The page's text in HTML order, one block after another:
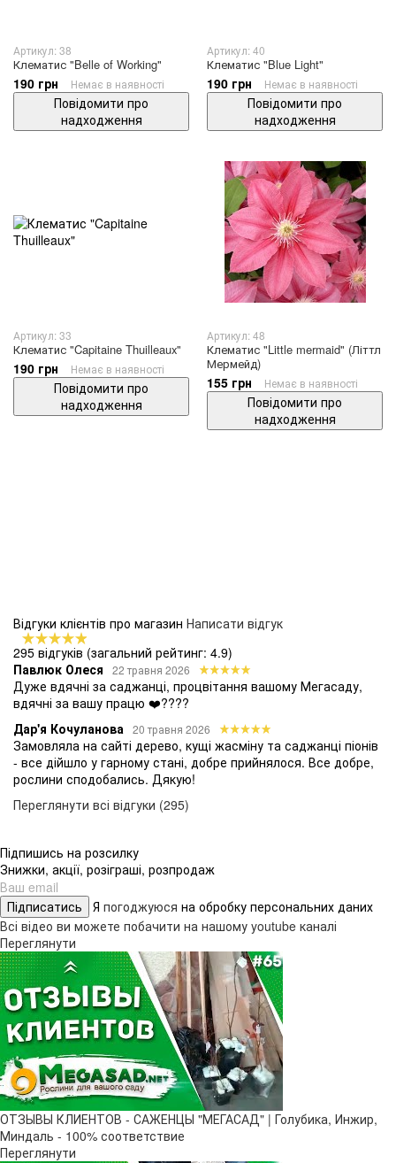
Артикул: 38
Клематис "Belle of Working"
190 грн Немає в наявності
Повідомити про
надходження
Артикул: 40
Клематис "Blue Light"
190 грн Немає в наявності
Повідомити про
надходження
Артикул: 33
Клематис "Capitaine Thuilleaux"
190 грн Немає в наявності
Повідомити про
надходження
Артикул: 48
Клематис "Little mermaid" (Літтл
Мермейд)
155 грн Немає в наявності
Повідомити про
надходження
Відгуки клієнтів про магазин Написати відгук
295 відгуків (загальний рейтинг: 4.9)
Павлюк Олеся
22 травня 2026
Дуже вдячні за саджанці, процвітання вашому Мегасаду,
вдячні за вашу працю ❤️????
Дар'я Кочуланова 20 травня 2026
Замовляла на сайті дерево, кущі жасміну та саджанці піонів
- все дійшло у гарному стані, добре прийнялося. Все добре,
рослини сподобались. Дякую!
Переглянути всі відгуки (295)
Підпишись на розсилку
Знижки, акції, розіграші, розпродаж
Підписатись Я погоджуюся на обробку персональних даних
Всі відео ви можете побачити на нашому youtube каналі
Переглянути
ОТЗЫВЫ КЛИЕНТОВ - САЖЕНЦЫ "МЕГАСАД" | Голубика, Инжир,
Миндаль - 100% соответствие
Переглянути